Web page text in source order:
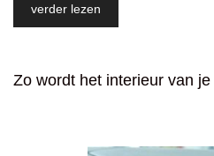
verder lezen
Zo wordt het interieur van